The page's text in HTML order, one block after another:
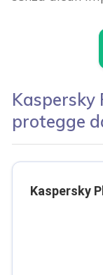
Kaspersky
protegge
Kaspersky